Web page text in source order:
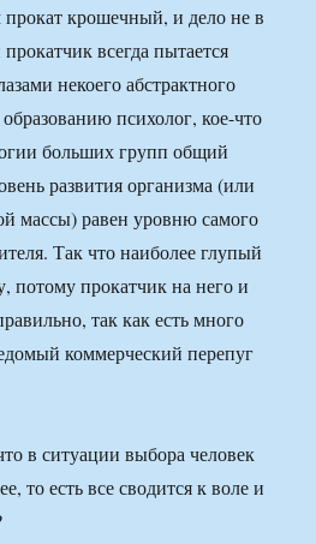
крошечный, и дело не в
всегда пытается
некоего абстрактного
психолог, кое-что
больших групп общий
развития организма (или
массы) равен уровню самого
Так что наиболее глупый
потому прокатчик на него и
так как есть много
коммерческий перепуг
в ситуации выбора человек
то есть все сводится к воле и